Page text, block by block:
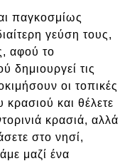
παγκοσμίως
γεύση τους,
αφού το
δημιουργεί τις
οι τοπικές
κρασιού και θέλετε
κρασιά, αλλά
στο νησί,
μαζί ένα